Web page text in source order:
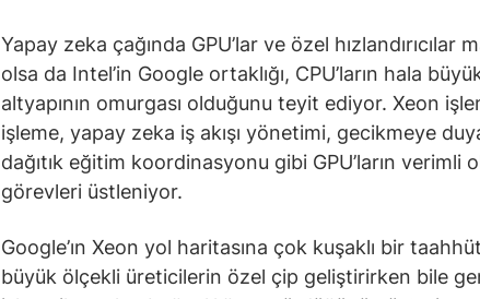
Yapay zeka çağında GPU’lar ve özel hızlandırıcılar
olsa da Intel’in Google ortaklığı, CPU’ların hala
altyapının omurgası olduğunu teyit ediyor. Xeon
işleme, yapay zeka iş akışı yönetimi, gecikmeye
dağıtık eğitim koordinasyonu gibi GPU’ların verimli
görevleri üstleniyor.
Google’ın Xeon yol haritasına çok kuşaklı bir
büyük ölçekli üreticilerin özel çip geliştirirken bile